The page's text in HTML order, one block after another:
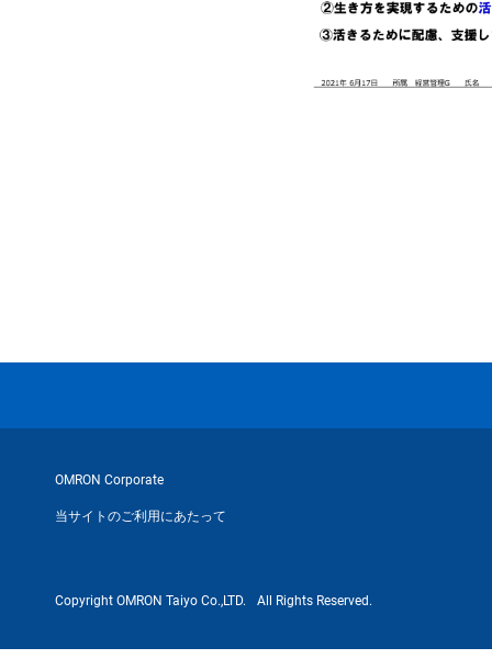
OMRON Corporate
当サイトのご利用にあたって
Copyright OMRON Taiyo Co.,LTD. All Rights Reserved.